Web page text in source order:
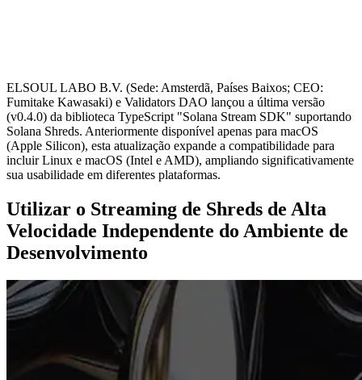
ELSOUL LABO B.V. (Sede: Amsterdã, Países Baixos; CEO:
Fumitake Kawasaki) e Validators DAO lançou a última versão
(v0.4.0) da biblioteca TypeScript "Solana Stream SDK" suportando
Solana Shreds. Anteriormente disponível apenas para macOS
(Apple Silicon), esta atualização expande a compatibilidade para
incluir Linux e macOS (Intel e AMD), ampliando significativamente
sua usabilidade em diferentes plataformas.
Utilizar o Streaming de Shreds de Alta
Velocidade Independente do Ambiente de
Desenvolvimento